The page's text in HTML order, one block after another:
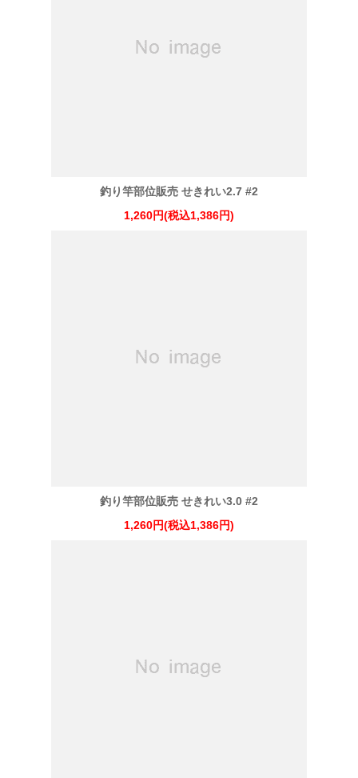
釣り竿部位販売 せきれい2.7 #2
1,260円(税込1,386円)
釣り竿部位販売 せきれい3.0 #2
1,260円(税込1,386円)